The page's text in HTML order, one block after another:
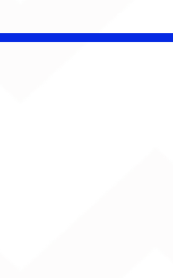
AUMENTA O SOM!